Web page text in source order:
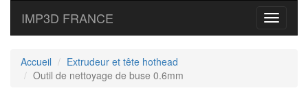
Toggle
IMP3D FRANCE
Accueil
Extrudeur et tête hothead
Outil de nettoyage de buse 0.6mm